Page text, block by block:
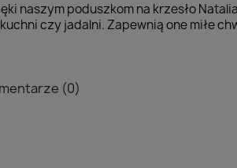
naszym poduszkom na krzesło
czy jadalni. Zapewnią one miłe
(0)